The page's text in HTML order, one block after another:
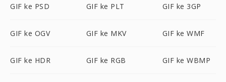
GIF ke PSD GIF ke PLT GIF ke 3GP
GIF ke OGV GIF ke MKV GIF ke WMF
GIF ke HDR GIF ke RGB GIF ke WBMP